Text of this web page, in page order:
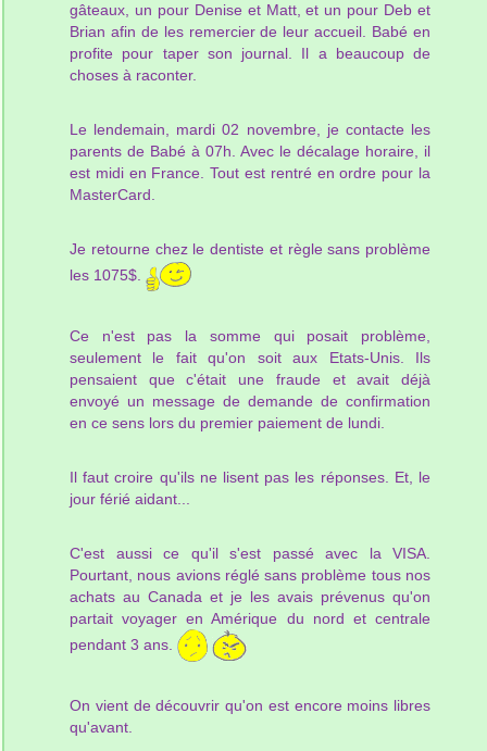
gâteaux, un pour Denise et Matt, et un pour Deb et
Brian afin de les remercier de leur accueil. Babé en
profite pour taper son journal. Il a beaucoup de
choses à raconter.
Le lendemain, mardi 02 novembre, je contacte les
parents de Babé à 07h. Avec le décalage horaire, il
est midi en France. Tout est rentré en ordre pour la
MasterCard.
Je retourne chez le dentiste et règle sans problème
les 1075$.
Ce n'est pas la somme qui posait problème,
seulement le fait qu'on soit aux Etats-Unis. Ils
pensaient que c'était une fraude et avait déjà
envoyé un message de demande de confirmation
en ce sens lors du premier paiement de lundi.
Il faut croire qu'ils ne lisent pas les réponses. Et, le
jour férié aidant...
C'est aussi ce qu'il s'est passé avec la VISA.
Pourtant, nous avions réglé sans problème tous nos
achats au Canada et je les avais prévenus qu'on
partait voyager en Amérique du nord et centrale
pendant 3 ans.
On vient de découvrir qu'on est encore moins libres
qu'avant.